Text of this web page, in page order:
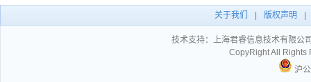
关于我们 版权声明
技术支持： 上海君睿信息技术有限公
CopyRight All
沪